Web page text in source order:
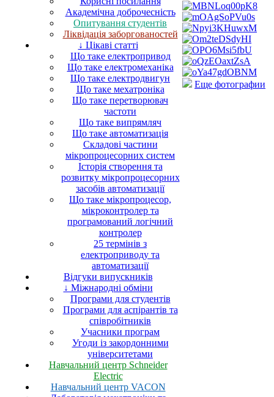
Академічна доброчесність
Опитування студентів
Ліквідація заборгованостей
↓ Цікаві статті
Що таке електропривод
Що таке електромеханіка
Що таке електродвигун
Що таке мехатроніка
Що таке перетворювач
частоти
Що таке випрямляч
Що таке автоматизація
Складові частини
мікропроцесорних систем
Історія створення та
розвитку мікропроцесорних
засобів автоматизації
Що таке мікропроцесор,
мікроконтролер та
програмований логічний
контролер
25 термінів з
електроприводу та
автоматизації
Відгуки випускників
↓ Міжнародні обміни
Програми для студентів
Програми для аспірантів та
співробітників
Учасники програм
Угоди із закордонними
університетами
Навчальний центр Schneider
Electric
Навчальний центр VACON
Еще фотографии